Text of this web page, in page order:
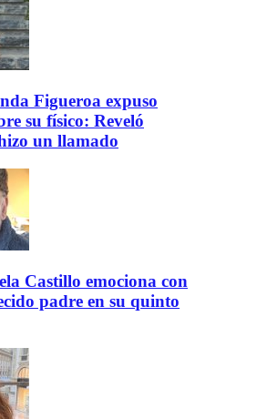
Figueroa expuso
su físico: Reveló
un llamado
Castillo emociona con
padre en su quinto